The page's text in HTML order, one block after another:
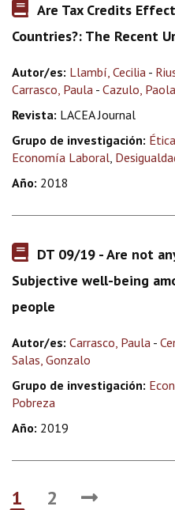
Are Tax Credits
Countries?: The Recent
Autor/es: Llambí, Cecilia -
Carrasco, Paula - Cazulo, Paola
Revista: LACEA Journal
Grupo de investigación:
Economía Laboral,
Año: 2018
DT 09/19 - Are not
Subjective well-being
people
Autor/es: Carrasco, Paula -
Salas, Gonzalo
Grupo de investigación:
Pobreza
Año: 2019
1 2